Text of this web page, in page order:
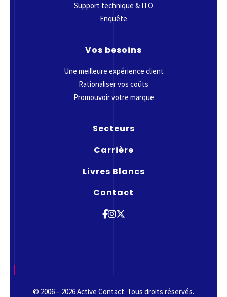
Support technique & ITO
Enquête
Vos besoins
Une meilleure expérience client
Rationaliser vos coûts
Promouvoir votre marque
Secteurs
Carrière
Livres Blancs
Contact
© 2006 – 2026 Active Contact. Tous droits réservés.